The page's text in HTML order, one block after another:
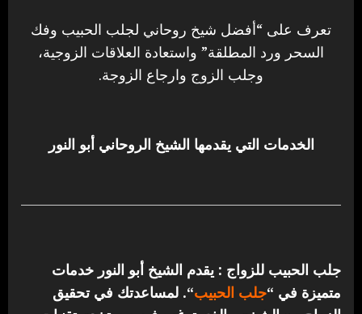
تعرف على “أفضل شيخ روحاني لجلب الحبيب وفك
السحر ورد المطلقة” واستعادة العلاقات الزوجية،
وجلب الزوج وارجاع الزوجة.
الخدمات التي يقدمها الشيخ الروحاني أبو النور
جلب الحبيب للزواج : يقدم الشيخ أبو النور خدمات
متميزة في “جلب الحبيب“. لمساعدتك في تحقيق